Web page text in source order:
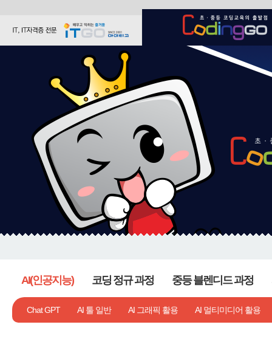
AI(인공지능)
Chat GPT AI 툴 일반 AI 그래픽 활용 AI 멀티미디어 활용
코딩 정규 과정 중등 블렌디드 과정
기타